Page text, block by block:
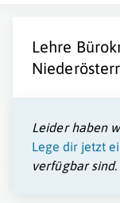
Lehre
Leider haben
Lege dir jetzt
verfügbar sind.